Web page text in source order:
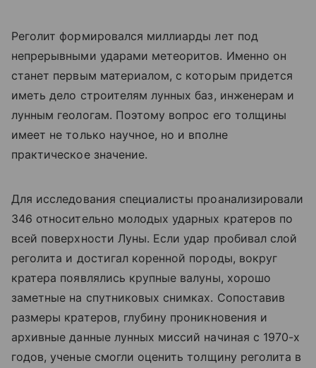
Реголит формировался миллиарды лет под
непрерывными ударами метеоритов. Именно он
станет первым материалом, с которым придется
иметь дело строителям лунных баз, инженерам и
лунным геологам. Поэтому вопрос его толщины
имеет не только научное, но и вполне
практическое значение.
Для исследования специалисты проанализировали
346 относительно молодых ударных кратеров по
всей поверхности Луны. Если удар пробивал слой
реголита и достигал коренной породы, вокруг
кратера появлялись крупные валуны, хорошо
заметные на спутниковых снимках. Сопоставив
размеры кратеров, глубину проникновения и
архивные данные лунных миссий начиная с 1970-х
годов, ученые смогли оценить толщину реголита в